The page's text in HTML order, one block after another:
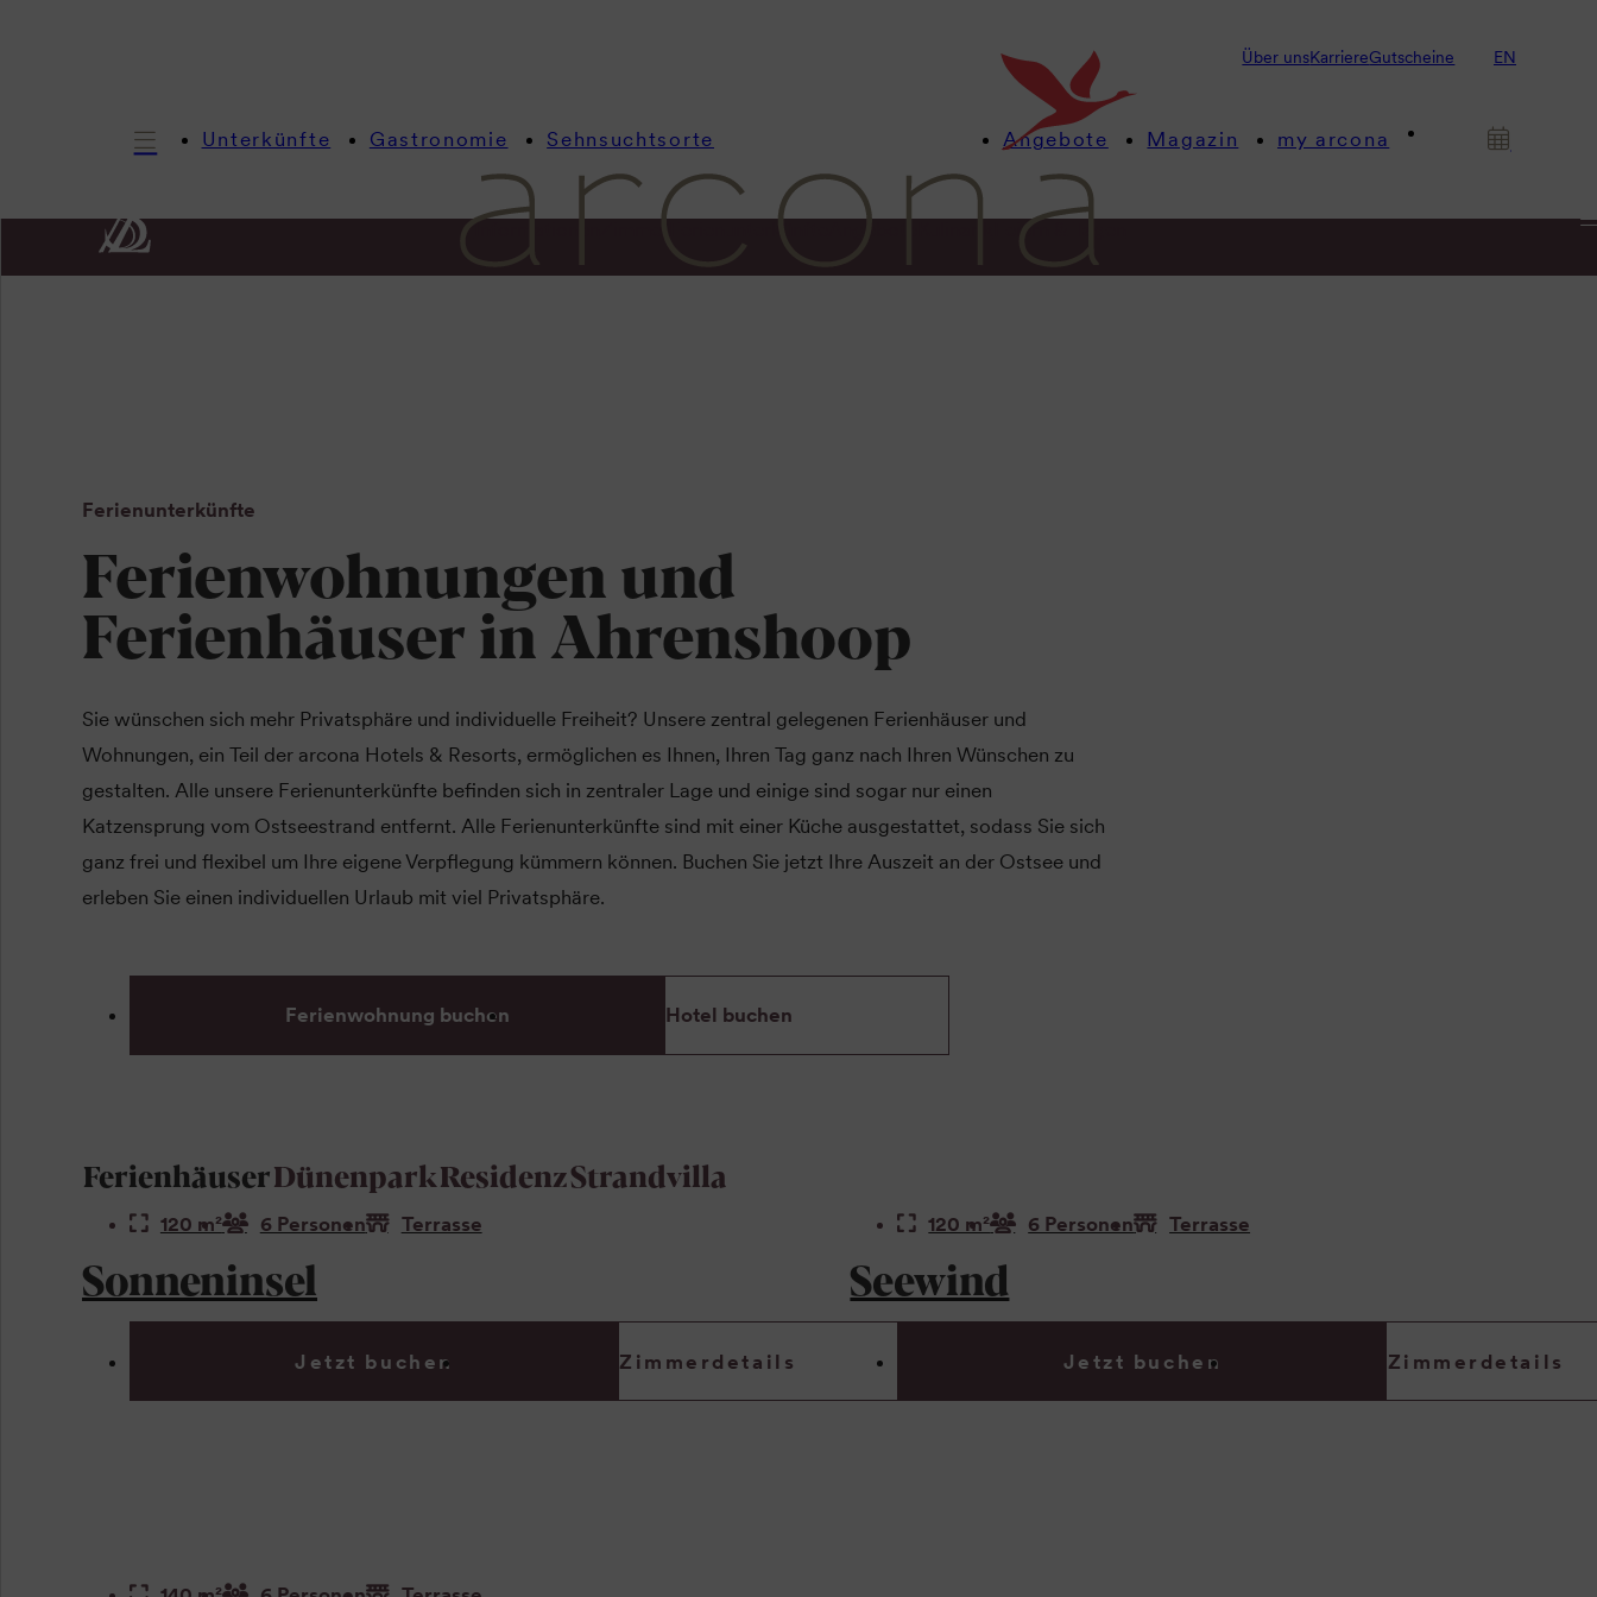
Über unsKarriereGutscheine EN
Unterkünfte Gastronomie Sehnsuchtsorte Angebote Magazin my arcona
Ferienunterkünfte
Ferienwohnungen und
Ferienhäuser in Ahrenshoop
Sie wünschen sich mehr Privatsphäre und individuelle Freiheit? Unsere zentral gelegenen Ferienhäuser und
Wohnungen, ein Teil der arcona Hotels & Resorts, ermöglichen es Ihnen, Ihren Tag ganz nach Ihren Wünschen zu
gestalten. Alle unsere Ferienunterkünfte befinden sich in zentraler Lage und einige sind sogar nur einen
Katzensprung vom Ostseestrand entfernt. Alle Ferienunterkünfte sind mit einer Küche ausgestattet, sodass Sie sich
ganz frei und flexibel um Ihre eigene Verpflegung kümmern können. Buchen Sie jetzt Ihre Auszeit an der Ostsee und
erleben Sie einen individuellen Urlaub mit viel Privatsphäre.
Ferienwohnung buchen Hotel buchen
Ferienhäuser
120 m² 6 Personen Terrasse
Sonneninsel
Jetzt buchen Zimmerdetails
120 m² 6 Personen Terrasse
Seewind
Jetzt buchen Zimmerdetails
DünenparkResidenzStrandvilla